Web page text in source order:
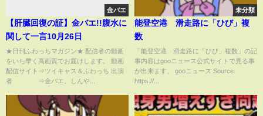
金バエ
【肝臓回復の証】金バエ!!腹水に
関して一言10月26日
★日刊ふわっちマガジン★ 配信者の動画
をいち早く高画質でお届けします。 動画
配信サイト⇒ツイキャス＆ふわっち 出演
者 ⇒金バエ、しんや...
未分類
能登空港 滑走路に「ひび」複
数
「能登空港 滑走路に「ひび」複数」の記
事内容はgooニュース公式サイトで見る事
が出来ます。 gooニュース Source:
https://...